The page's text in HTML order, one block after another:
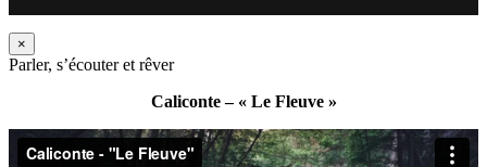
×
Parler, s’écouter et rêver
Caliconte – « Le Fleuve »